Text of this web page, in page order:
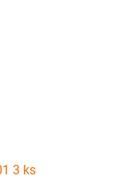
3 ks